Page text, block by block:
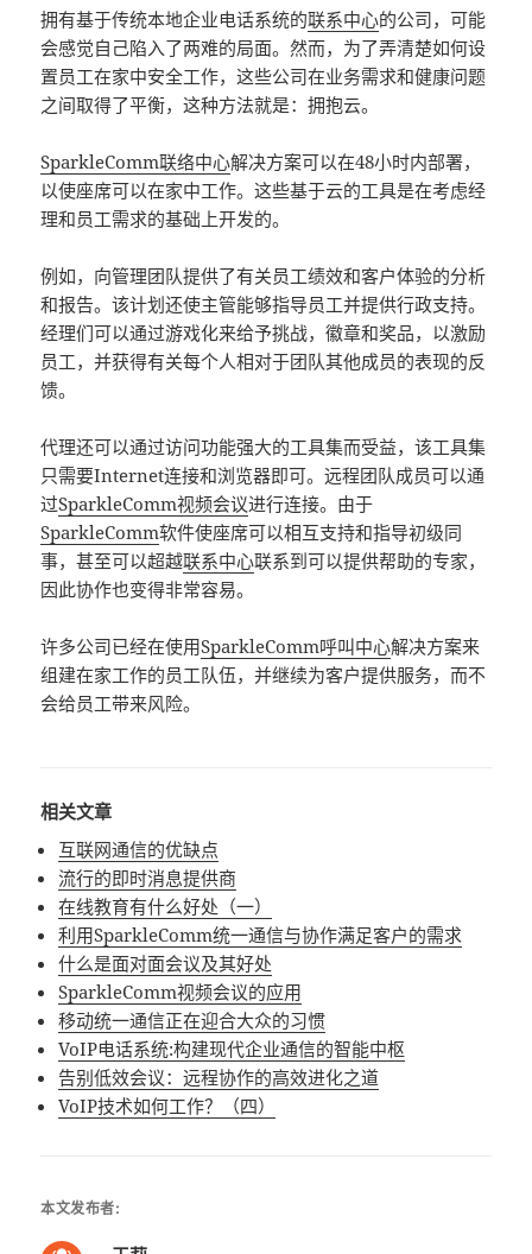
拥有基于传统本地企业电话系统的联系中心的公司，可能
会感觉自己陷入了两难的局面。然而，为了弄清楚如何设
置员工在家中安全工作，这些公司在业务需求和健康问题
之间取得了平衡，这种方法就是：拥抱云。
SparkleComm联络中心解决方案可以在48小时内部署，
以使座席可以在家中工作。这些基于云的工具是在考虑经
理和员工需求的基础上开发的。
例如，向管理团队提供了有关员工绩效和客户体验的分析
和报告。该计划还使主管能够指导员工并提供行政支持。
经理们可以通过游戏化来给予挑战，徽章和奖品，以激励
员工，并获得有关每个人相对于团队其他成员的表现的反
馈。
代理还可以通过访问功能强大的工具集而受益，该工具集
只需要Internet连接和浏览器即可。远程团队成员可以通
过SparkleComm视频会议进行连接。由于
SparkleComm软件使座席可以相互支持和指导初级同
事，甚至可以超越联系中心联系到可以提供帮助的专家，
因此协作也变得非常容易。
许多公司已经在使用SparkleComm呼叫中心解决方案来
组建在家工作的员工队伍，并继续为客户提供服务，而不
会给员工带来风险。
相关文章
互联网通信的优缺点
流行的即时消息提供商
在线教育有什么好处（一）
利用SparkleComm统一通信与协作满足客户的需求
什么是面对面会议及其好处
SparkleComm视频会议的应用
移动统一通信正在迎合大众的习惯
VoIP电话系统:构建现代企业通信的智能中枢
告别低效会议：远程协作的高效进化之道
VoIP技术如何工作？（四）
本文发布者: